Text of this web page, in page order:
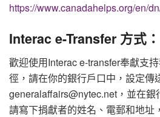
https://www.canadahelps.org/en/
Interac e-Transfer 方式：
歡迎使用Interac e-transfer奉獻支
徑，請在你的銀行戶口中，設定傳
generalaffairs@nytec.net，並在銀
請寫下捐獻者的姓名、電郵和地址